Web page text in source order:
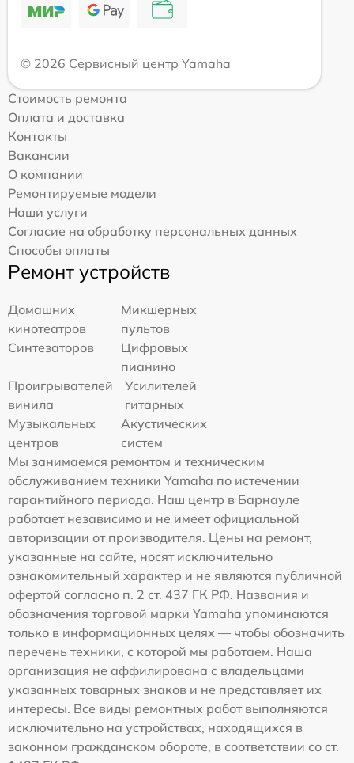
© 2026 Сервисный центр Yamaha
Стоимость ремонта
Оплата и доставка
Контакты
Вакансии
О компании
Ремонтируемые модели
Наши услуги
Согласие на обработку персональных данных
Способы оплаты
Ремонт устройств
Домашних
кинотеатров
Микшерных
пультов
Синтезаторов
Цифровых
пианино
Проигрывателей
винила
Усилителей
гитарных
Музыкальных
центров
Акустических
систем
Мы занимаемся ремонтом и техническим
обслуживанием техники Yamaha по истечении
гарантийного периода. Наш центр в Барнауле
работает независимо и не имеет официальной
авторизации от производителя. Цены на ремонт,
указанные на сайте, носят исключительно
ознакомительный характер и не являются публичной
офертой согласно п. 2 ст. 437 ГК РФ. Названия и
обозначения торговой марки Yamaha упоминаются
только в информационных целях — чтобы обозначить
перечень техники, с которой мы работаем. Наша
организация не аффилирована с владельцами
указанных товарных знаков и не представляет их
интересы. Все виды ремонтных работ выполняются
исключительно на устройствах, находящихся в
законном гражданском обороте, в соответствии со ст.